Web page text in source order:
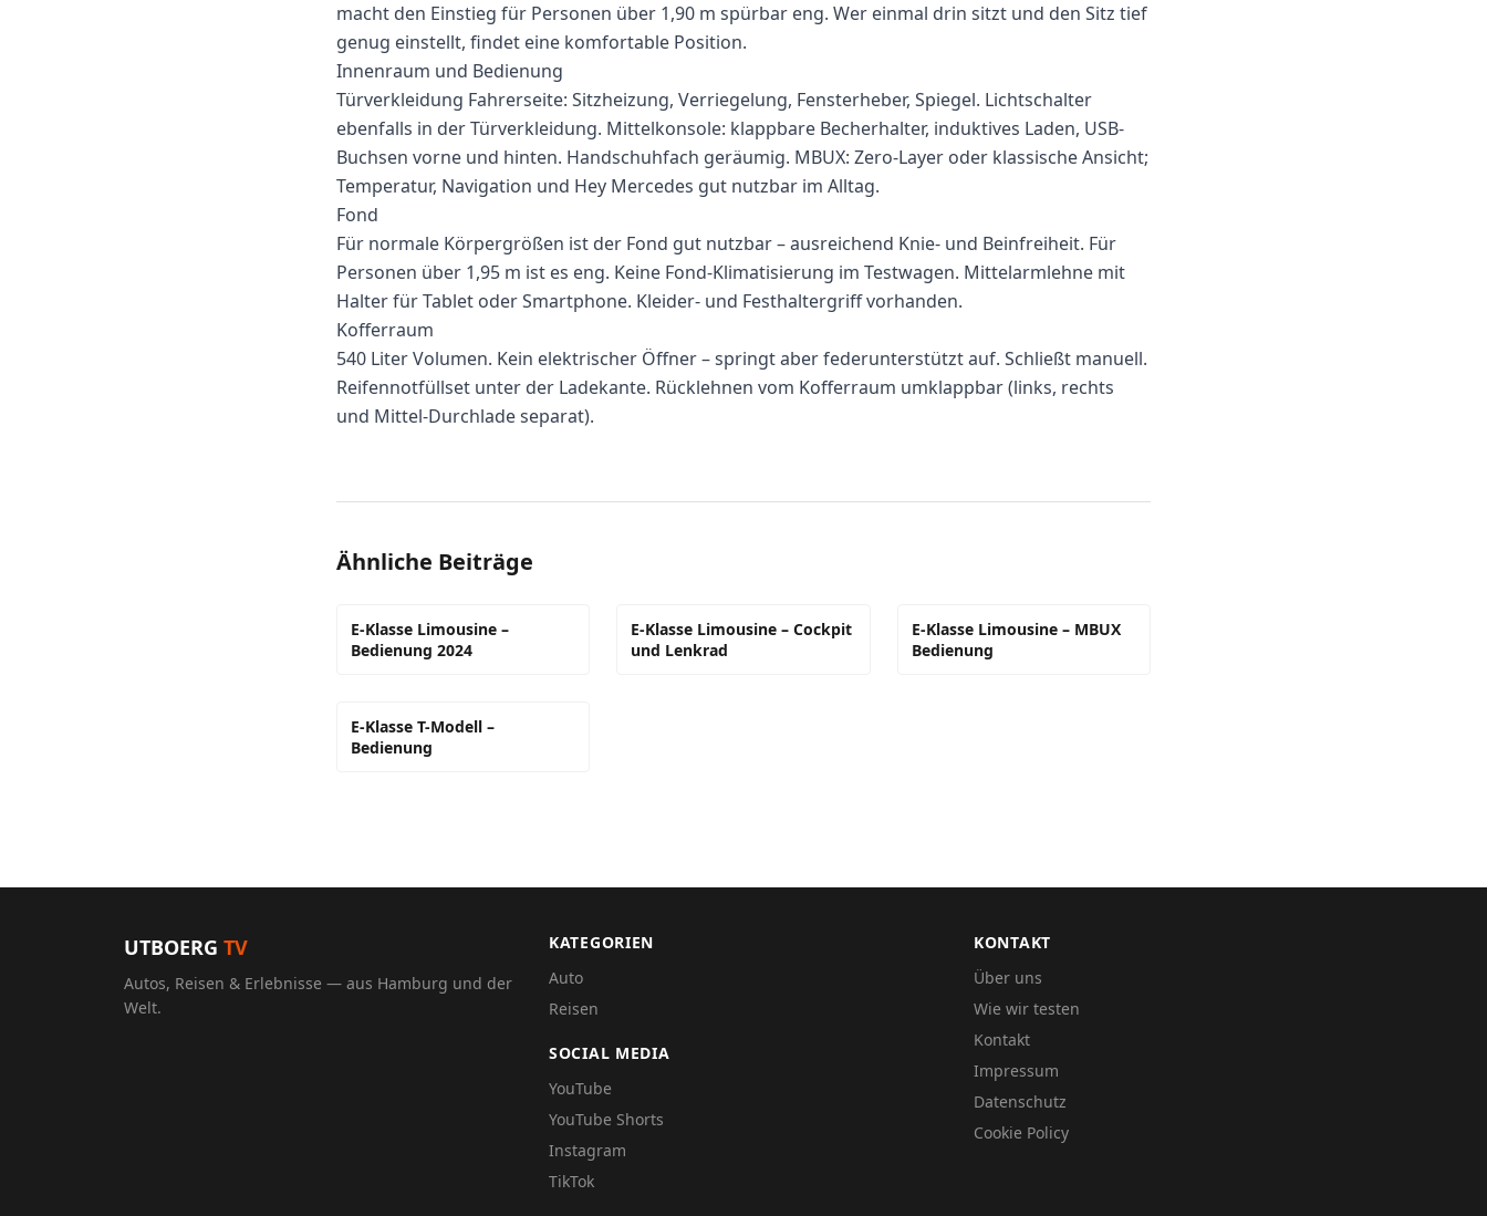
macht den Einstieg für Personen über 1,90 m spürbar eng. Wer einmal drin sitzt und den Sitz tief
genug einstellt, findet eine komfortable Position.
Innenraum und Bedienung
Türverkleidung Fahrerseite: Sitzheizung, Verriegelung, Fensterheber, Spiegel. Lichtschalter
ebenfalls in der Türverkleidung. Mittelkonsole: klappbare Becherhalter, induktives Laden, USB-
Buchsen vorne und hinten. Handschuhfach geräumig. MBUX: Zero-Layer oder klassische Ansicht;
Temperatur, Navigation und Hey Mercedes gut nutzbar im Alltag.
Fond
Für normale Körpergrößen ist der Fond gut nutzbar – ausreichend Knie- und Beinfreiheit. Für
Personen über 1,95 m ist es eng. Keine Fond-Klimatisierung im Testwagen. Mittelarmlehne mit
Halter für Tablet oder Smartphone. Kleider- und Festhaltergriff vorhanden.
Kofferraum
540 Liter Volumen. Kein elektrischer Öffner – springt aber federunterstützt auf. Schließt manuell.
Reifennotfüllset unter der Ladekante. Rücklehnen vom Kofferraum umklappbar (links, rechts
und Mittel-Durchlade separat).
Ähnliche Beiträge
E-Klasse Limousine –
Bedienung 2024
E-Klasse Limousine – Cockpit
und Lenkrad
E-Klasse Limousine – MBUX
Bedienung
E-Klasse T-Modell –
Bedienung
UTBOERG TV
Autos, Reisen & Erlebnisse — aus Hamburg und der
Welt.
KATEGORIEN
Auto
Reisen
SOCIAL MEDIA
YouTube
YouTube Shorts
Instagram
TikTok
KONTAKT
Über uns
Wie wir testen
Kontakt
Impressum
Datenschutz
Cookie Policy